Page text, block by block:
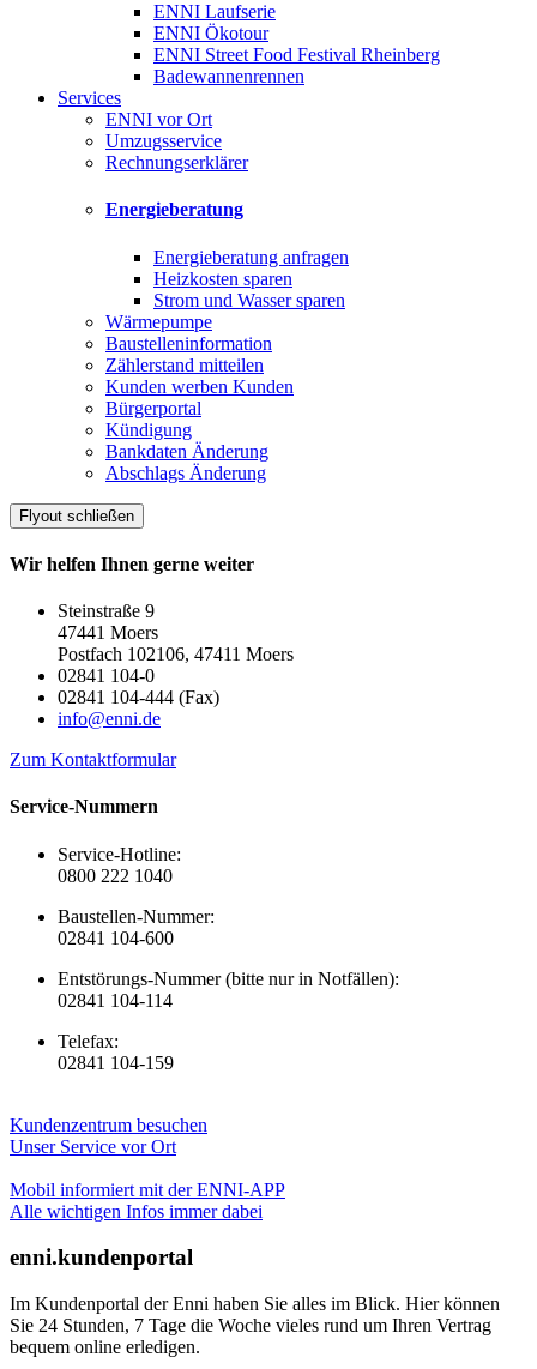
ENNI Laufserie
ENNI Ökotour
ENNI Street Food Festival Rheinberg
Badewannenrennen
Services
ENNI vor Ort
Umzugsservice
Rechnungserklärer
Energieberatung
Energieberatung anfragen
Heizkosten sparen
Strom und Wasser sparen
Wärmepumpe
Baustelleninformation
Zählerstand mitteilen
Kunden werben Kunden
Bürgerportal
Kündigung
Bankdaten Änderung
Abschlags Änderung
Flyout schließen
Wir helfen Ihnen gerne weiter
Steinstraße 9
47441 Moers
Postfach 102106, 47411 Moers
02841 104-0
02841 104-444 (Fax)
info@enni.de
Zum Kontaktformular
Service-Nummern
Service-Hotline:
0800 222 1040
Baustellen-Nummer:
02841 104-600
Entstörungs-Nummer (bitte nur in Notfällen):
02841 104-114
Telefax:
02841 104-159
Kundenzentrum besuchen
Unser Service vor Ort
Mobil informiert mit der ENNI-APP
Alle wichtigen Infos immer dabei
enni.kundenportal
Im Kundenportal der Enni haben Sie alles im Blick. Hier können
Sie 24 Stunden, 7 Tage die Woche vieles rund um Ihren Vertrag
bequem online erledigen.